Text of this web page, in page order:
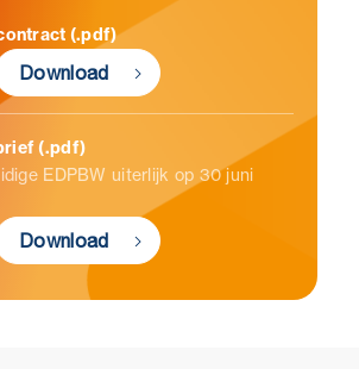
(.pdf)
Download
(.pdf)
EDPBW uiterlijk op 30 juni
Download